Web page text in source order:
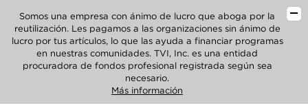
Somos una empresa con ánimo de lucro que aboga por la
reutilización. Les pagamos a las organizaciones sin ánimo de
lucro por tus artículos, lo que las ayuda a financiar programas
en nuestras comunidades. TVI, Inc. es una entidad
procuradora de fondos profesional registrada según sea
necesario.
Más información